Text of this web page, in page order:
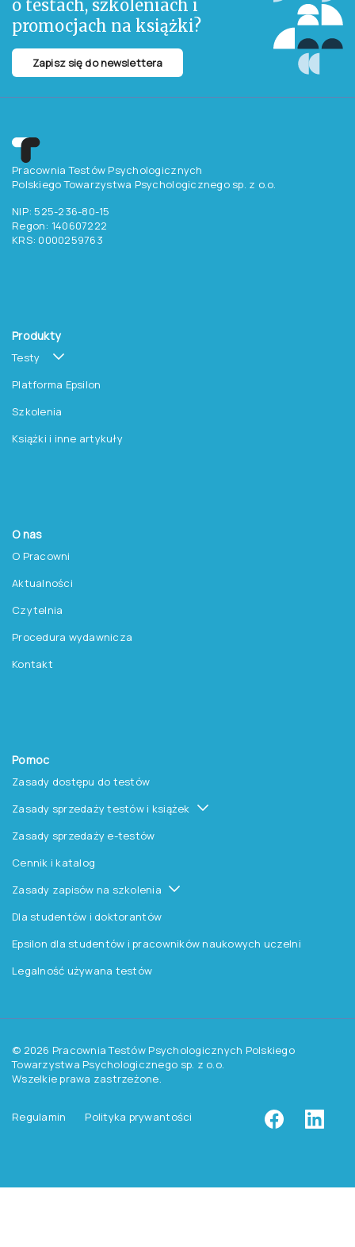
o testach, szkoleniach i
promocjach na książki?
Zapisz się do newslettera
Pracownia Testów Psychologicznych
Polskiego Towarzystwa Psychologicznego sp. z o.o.
NIP: 525-236-80-15
Regon: 140607222
KRS: 0000259763
Produkty
Testy
Platforma Epsilon
Szkolenia
Książki i inne artykuły
O nas
O Pracowni
Aktualności
Czytelnia
Procedura wydawnicza
Kontakt
Pomoc
Zasady dostępu do testów
Zasady sprzedaży testów i książek
Zasady sprzedaży e-testów
Cennik i katalog
Zasady zapisów na szkolenia
Dla studentów i doktorantów
Epsilon dla studentów i pracowników naukowych uczelni
Legalność używana testów
© 2026 Pracownia Testów Psychologicznych Polskiego
Towarzystwa Psychologicznego sp. z o.o.
Wszelkie prawa zastrzeżone.
Regulamin Polityka prywantości